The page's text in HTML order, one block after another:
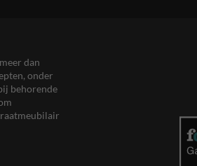
dan
onder
behorende